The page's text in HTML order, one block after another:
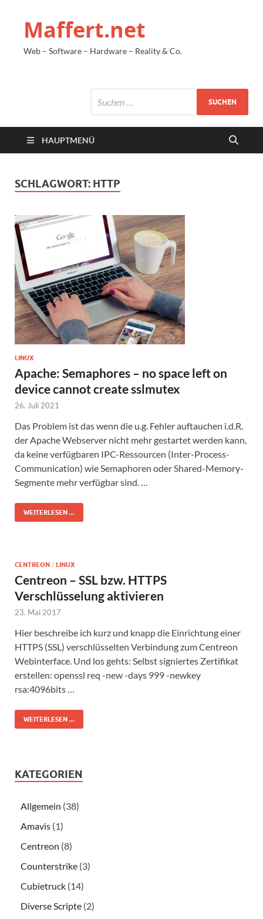
Maffert.net
Web – Software – Hardware – Reality & Co.
HAUPTMENÜ
SCHLAGWORT: HTTP
LINUX
Apache: Semaphores – no space left on
device cannot create sslmutex
26. Juli 2021
Das Problem ist das wenn die u.g. Fehler auftauchen i.d.R.
der Apache Webserver nicht mehr gestartet werden kann,
da keine verfügbaren IPC-Ressourcen (Inter-Process-
Communication) wie Semaphoren oder Shared-Memory-
Segmente mehr verfügbar sind. …
WEITERLESEN ...
CENTREON / LINUX
Centreon – SSL bzw. HTTPS
Verschlüsselung aktivieren
23. Mai 2017
Hier beschreibe ich kurz und knapp die Einrichtung einer
HTTPS (SSL) verschlüsselten Verbindung zum Centreon
Webinterface. Und los gehts: Selbst signiertes Zertifikat
erstellen: openssl req -new -days 999 -newkey
rsa:4096bits …
WEITERLESEN ...
KATEGORIEN
Allgemein (38)
Amavis (1)
Centreon (8)
Counterstrike (3)
Cubietruck (14)
Diverse Scripte (2)